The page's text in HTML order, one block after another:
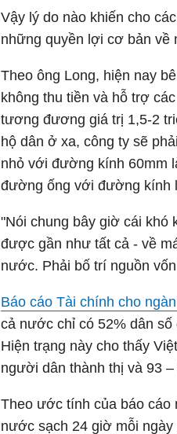
Vậy lý do nào khiến cho
những quyền lợi cơ bản về
Theo ông Long, hiện nay
không thu tiền và hỗ trợ
tương đương giá trị 1,5-2
hộ dân ở xa, công ty sẽ
nhỏ với đường kính 60mm
đường ống với đường kính
"Nói chung bây giờ cái khó
được gần như tất cả - về
nước. Phải bố trí nguồn
Báo cáo Tài chính cho
cả nước chỉ có 52% dân
Hiện trạng này cho thấy
người dân thành thị và 93
Theo ước tính của báo cáo
nước sạch 24 giờ mỗi